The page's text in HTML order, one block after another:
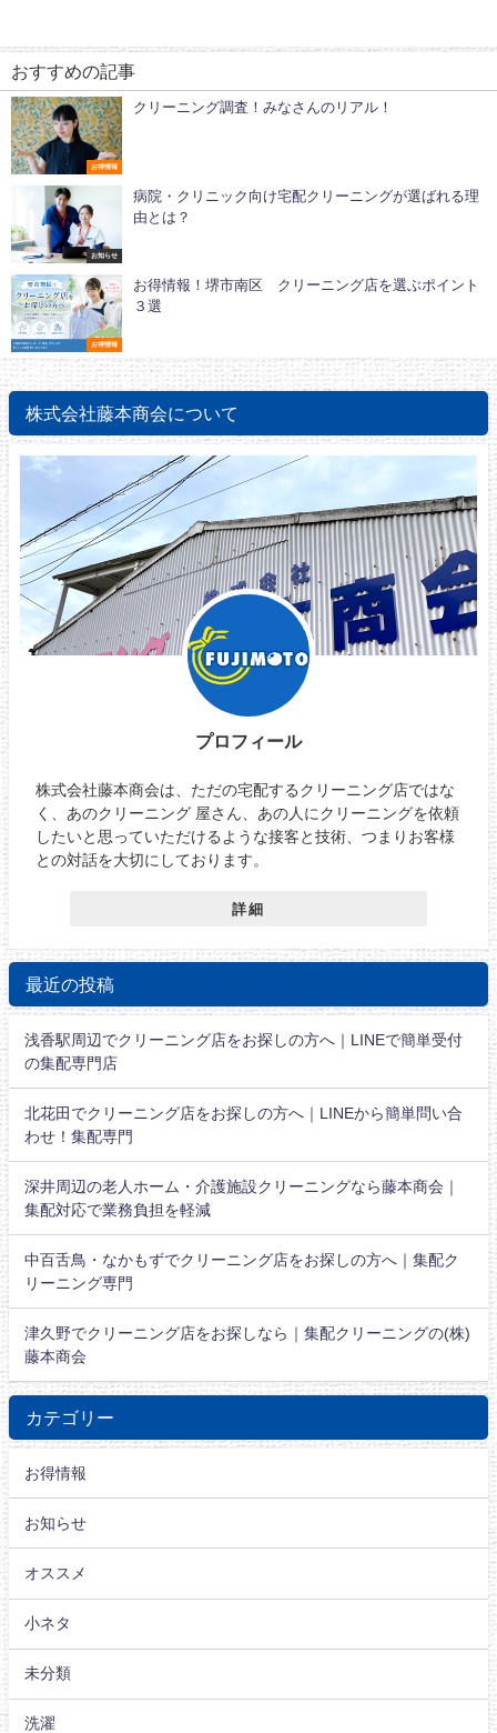
おすすめの記事
お得情報
クリーニング調査！みなさんのリアル！
お知らせ
病院・クリニック向け宅配クリーニングが選ばれる理
由とは？
お得情報
お得情報！堺市南区 クリーニング店を選ぶポイント
３選
株式会社藤本商会について
プロフィール
株式会社藤本商会は、ただの宅配するクリーニング店ではな
く、あのクリーニング 屋さん、あの人にクリーニングを依頼
したいと思っていただけるような接客と技術、つまりお客様
との対話を大切にしております。
詳細
最近の投稿
浅香駅周辺でクリーニング店をお探しの方へ｜LINEで簡単受付
の集配専門店
北花田でクリーニング店をお探しの方へ｜LINEから簡単問い合
わせ！集配専門
深井周辺の老人ホーム・介護施設クリーニングなら藤本商会｜
集配対応で業務負担を軽減
中百舌鳥・なかもずでクリーニング店をお探しの方へ｜集配ク
リーニング専門
津久野でクリーニング店をお探しなら｜集配クリーニングの(株)
藤本商会
カテゴリー
お得情報
お知らせ
オススメ
小ネタ
未分類
洗濯